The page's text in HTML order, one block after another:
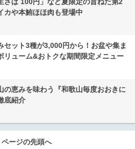
カや本鮪ほほ肉も登場中
セット3種が3,000円から！お盆や集ま
リューム&おトクな期間限定メニュー
の恵みを味わう『和歌山毎度おおきに
底紹介
ページの先頭へ